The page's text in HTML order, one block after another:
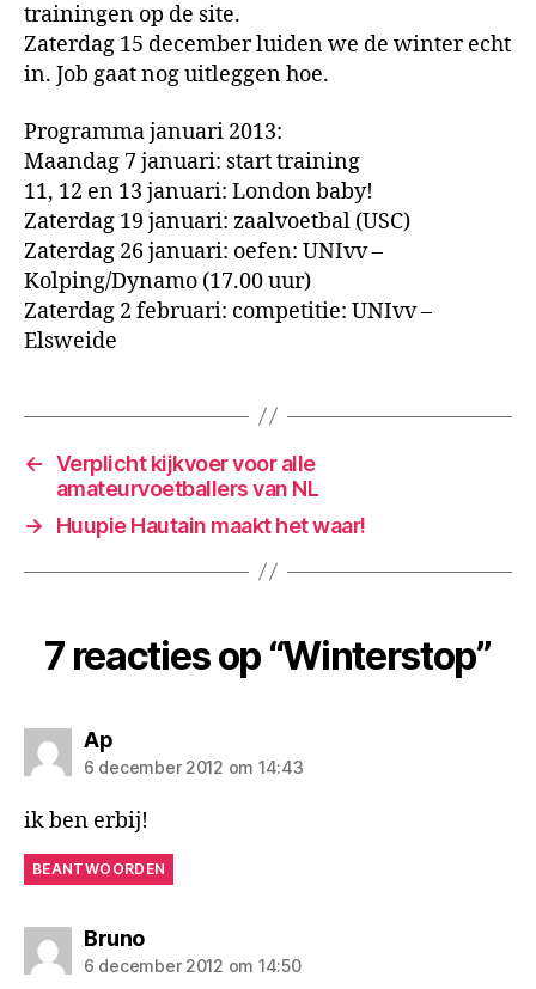
trainingen op de site.
Zaterdag 15 december luiden we de winter echt
in. Job gaat nog uitleggen hoe.
Programma januari 2013:
Maandag 7 januari: start training
11, 12 en 13 januari: London baby!
Zaterdag 19 januari: zaalvoetbal (USC)
Zaterdag 26 januari: oefen: UNIvv –
Kolping/Dynamo (17.00 uur)
Zaterdag 2 februari: competitie: UNIvv –
Elsweide
← Verplicht kijkvoer voor alle
amateurvoetballers van NL
→
Huupie Hautain maakt het waar!
7 reacties op “Winterstop”
Apzegt:
6 december 2012 om 14:43
ik ben erbij!
BEANTWOORDEN
Brunozegt:
6 december 2012 om 14:50